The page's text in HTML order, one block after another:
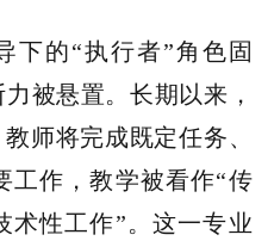
下的“执行者”角色固
被悬置。长期以来，
师将完成既定任务、
工作，教学被看作“传
术性工作”。这一专业